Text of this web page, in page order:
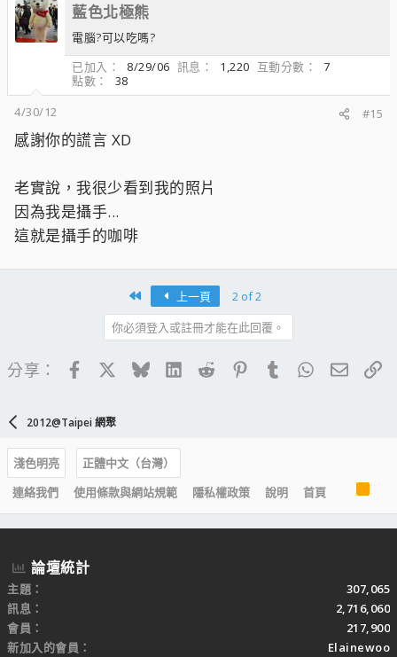
藍色北極熊
電腦?可以吃嗎?
已加入
8/29/06 訊息 1,220 互動分數
7
點數
38
4/30/12
#15
感謝你的謊言 XD
老實說，我很少看到我的照片
因為我是攝手...
這就是攝手的咖啡
上一頁
2 of 2
你必須登入或註冊才能在此回覆。
分享： FacebookBlueskyLinkedIn
Reddit PinterestTumblrWhatsApp
電子
2012@Taipei 網聚
淺色明亮
正體中文（台灣）
連絡我們
使用條款與網站規範 隱私權政策 說明 首頁
R
S
S
論壇統計
主題
307,065
訊息
2,716,060
會員
217,900
新加入的會員
Elainewoo